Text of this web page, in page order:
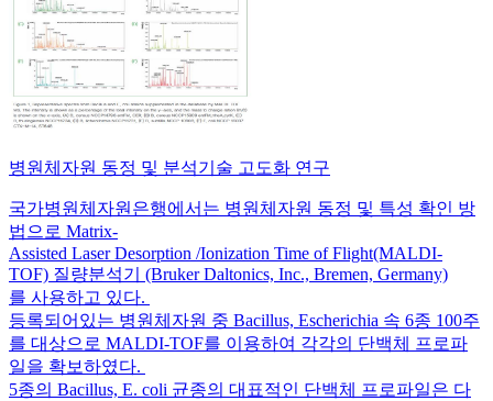
병원체자원 동정 및 분석기술 고도화 연구
국가병원체자원은행에서는 병원체자원 동정 및 특성 확인 방
법으로 Matrix-
Assisted Laser Desorption /Ionization Time of Flight(MALDI-
TOF) 질량분석기 (Bruker Daltonics, Inc., Bremen, Germany)
를 사용하고 있다.
등록되어있는 병원체자원 중 Bacillus, Escherichia 속 6종 100주
를 대상으로 MALDI-TOF를 이용하여 각각의 단백체 프로파
일을 확보하였다.
5종의 Bacillus, E. coli 균종의 대표적인 단백체 프로파일은 다